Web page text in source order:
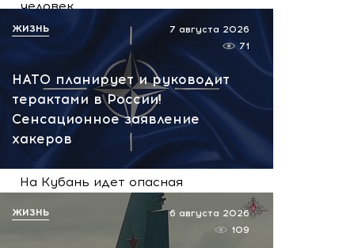
человек
сегодня, 09:57
Сейчас! Поставки для ВСУ
сорваны: поражены три
сухогруза и судно в порту
Николаева
сегодня, 09:18
На Кубань идет опасная
жара! Гипертоникам,
пожилым и младенцам
лучше остаться дома
НАТО планирует и руководит
терактами в России!
Сенсационное заявление
хакеров
7 августа 2026
71
ЖИЗНЬ
6 августа 2026
109
ЖИЗНЬ